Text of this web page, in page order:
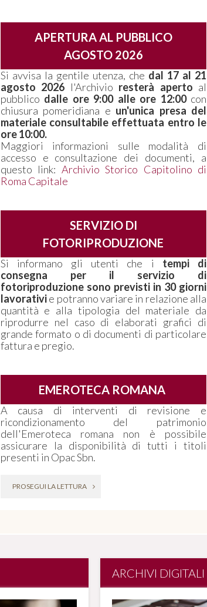
APERTURA AL PUBBLICO
AGOSTO 2026
Si avvisa la gentile utenza, che dal 17 al 21
agosto 2026 l'Archivio resterà aperto al
pubblico dalle ore 9:00 alle ore 12:00con
chiusura pomeridiana e un'unica presa del
materiale consultabile effettuata entro le
ore 10:00.
Maggiori informazioni sulle modalità di
accesso e consultazione dei documenti, a
questo link: Archivio Storico Capitolino di
Roma Capitale
SERVIZIO DI
FOTORIPRODUZIONE
Si informano gli utenti che i tempi di
consegna per il servizio di
fotoriproduzione sono previsti in 30 giorni
lavorativie potranno variare in relazione alla
quantità e alla tipologia del materiale da
riprodurre nel caso di elaborati grafici di
grande formato o di documenti di particolare
fattura e pregio.
EMEROTECA ROMANA
A causa di interventi di revisione e
ricondizionamento del patrimonio
dell'Emeroteca romana non è possibile
assicurare la disponibilità di tutti i titoli
presenti in Opac Sbn.
PROSEGUI LA LETTURA
ARCHIVI DIGITALI